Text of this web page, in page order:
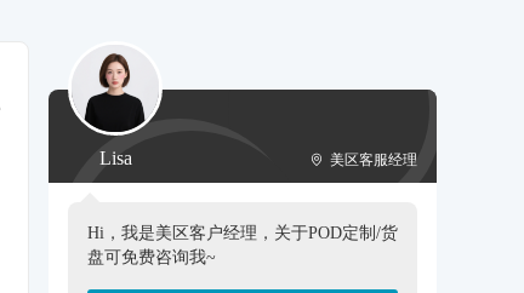
Lisa 美区客服经理
Hi，我是美区客户经理，关于POD定制/货
盘可免费咨询我~